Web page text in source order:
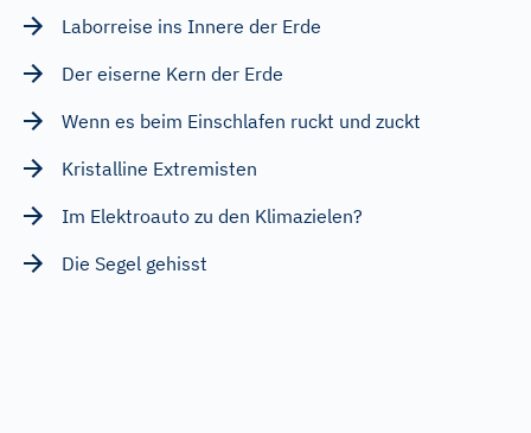
Laborreise ins Innere der Erde
Der eiserne Kern der Erde
Wenn es beim Einschlafen ruckt und zuckt
Kristalline Extremisten
Im Elektroauto zu den Klimazielen?
Die Segel gehisst